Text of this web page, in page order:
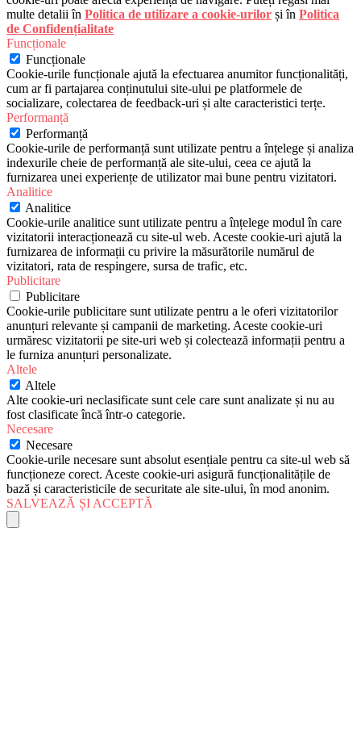
multe detalii în Politica de utilizare a cookie-urilor și în Politica
de Confidențialitate
Funcționale
Funcționale
Cookie-urile funcționale ajută la efectuarea anumitor funcționalități,
cum ar fi partajarea conținutului site-ului pe platformele de
socializare, colectarea de feedback-uri și alte caracteristici terțe.
Performanță
Performanță
Cookie-urile de performanță sunt utilizate pentru a înțelege și analiza
indexurile cheie de performanță ale site-ului, ceea ce ajută la
furnizarea unei experiențe de utilizator mai bune pentru vizitatori.
Analitice
Analitice
Cookie-urile analitice sunt utilizate pentru a înțelege modul în care
vizitatorii interacționează cu site-ul web. Aceste cookie-uri ajută la
furnizarea de informații cu privire la măsurătorile numărul de
vizitatori, rata de respingere, sursa de trafic, etc.
Publicitare
Publicitare
Cookie-urile publicitare sunt utilizate pentru a le oferi vizitatorilor
anunțuri relevante și campanii de marketing. Aceste cookie-uri
urmăresc vizitatorii pe site-uri web și colectează informații pentru a
le furniza anunțuri personalizate.
Altele
Altele
Alte cookie-uri neclasificate sunt cele care sunt analizate și nu au
fost clasificate încă într-o categorie.
Necesare
Necesare
Cookie-urile necesare sunt absolut esențiale pentru ca site-ul web să
funcționeze corect. Aceste cookie-uri asigură funcționalitățile de
bază și caracteristicile de securitate ale site-ului, în mod anonim.
SALVEAZĂ ȘI ACCEPTĂ